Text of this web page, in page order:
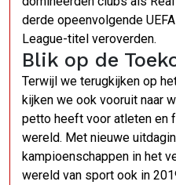
derde opeenvolgende
League-titel veroverden.
Blik op de
Terwijl we terugkijken op
kijken we ook vooruit naar
petto heeft voor atleten en
wereld. Met nieuwe
kampioenschappen in het
wereld van sport ook in